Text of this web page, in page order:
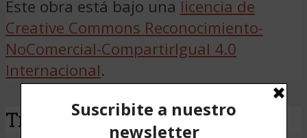
Este obra está bajo una licencia de
Creative Commons Reconocimiento-
NoComercial-CompartirIgual 4.0
Internacional.
Traducir